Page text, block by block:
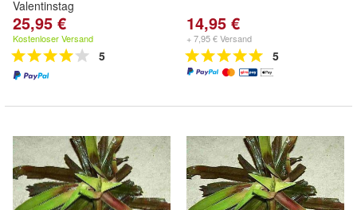
Valentinstag
25,95 €
Kostenloser Versand
5
14,95 €
+ 7,95 € Versand
5